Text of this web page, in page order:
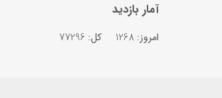
آمار بازدید
امروز: کل: